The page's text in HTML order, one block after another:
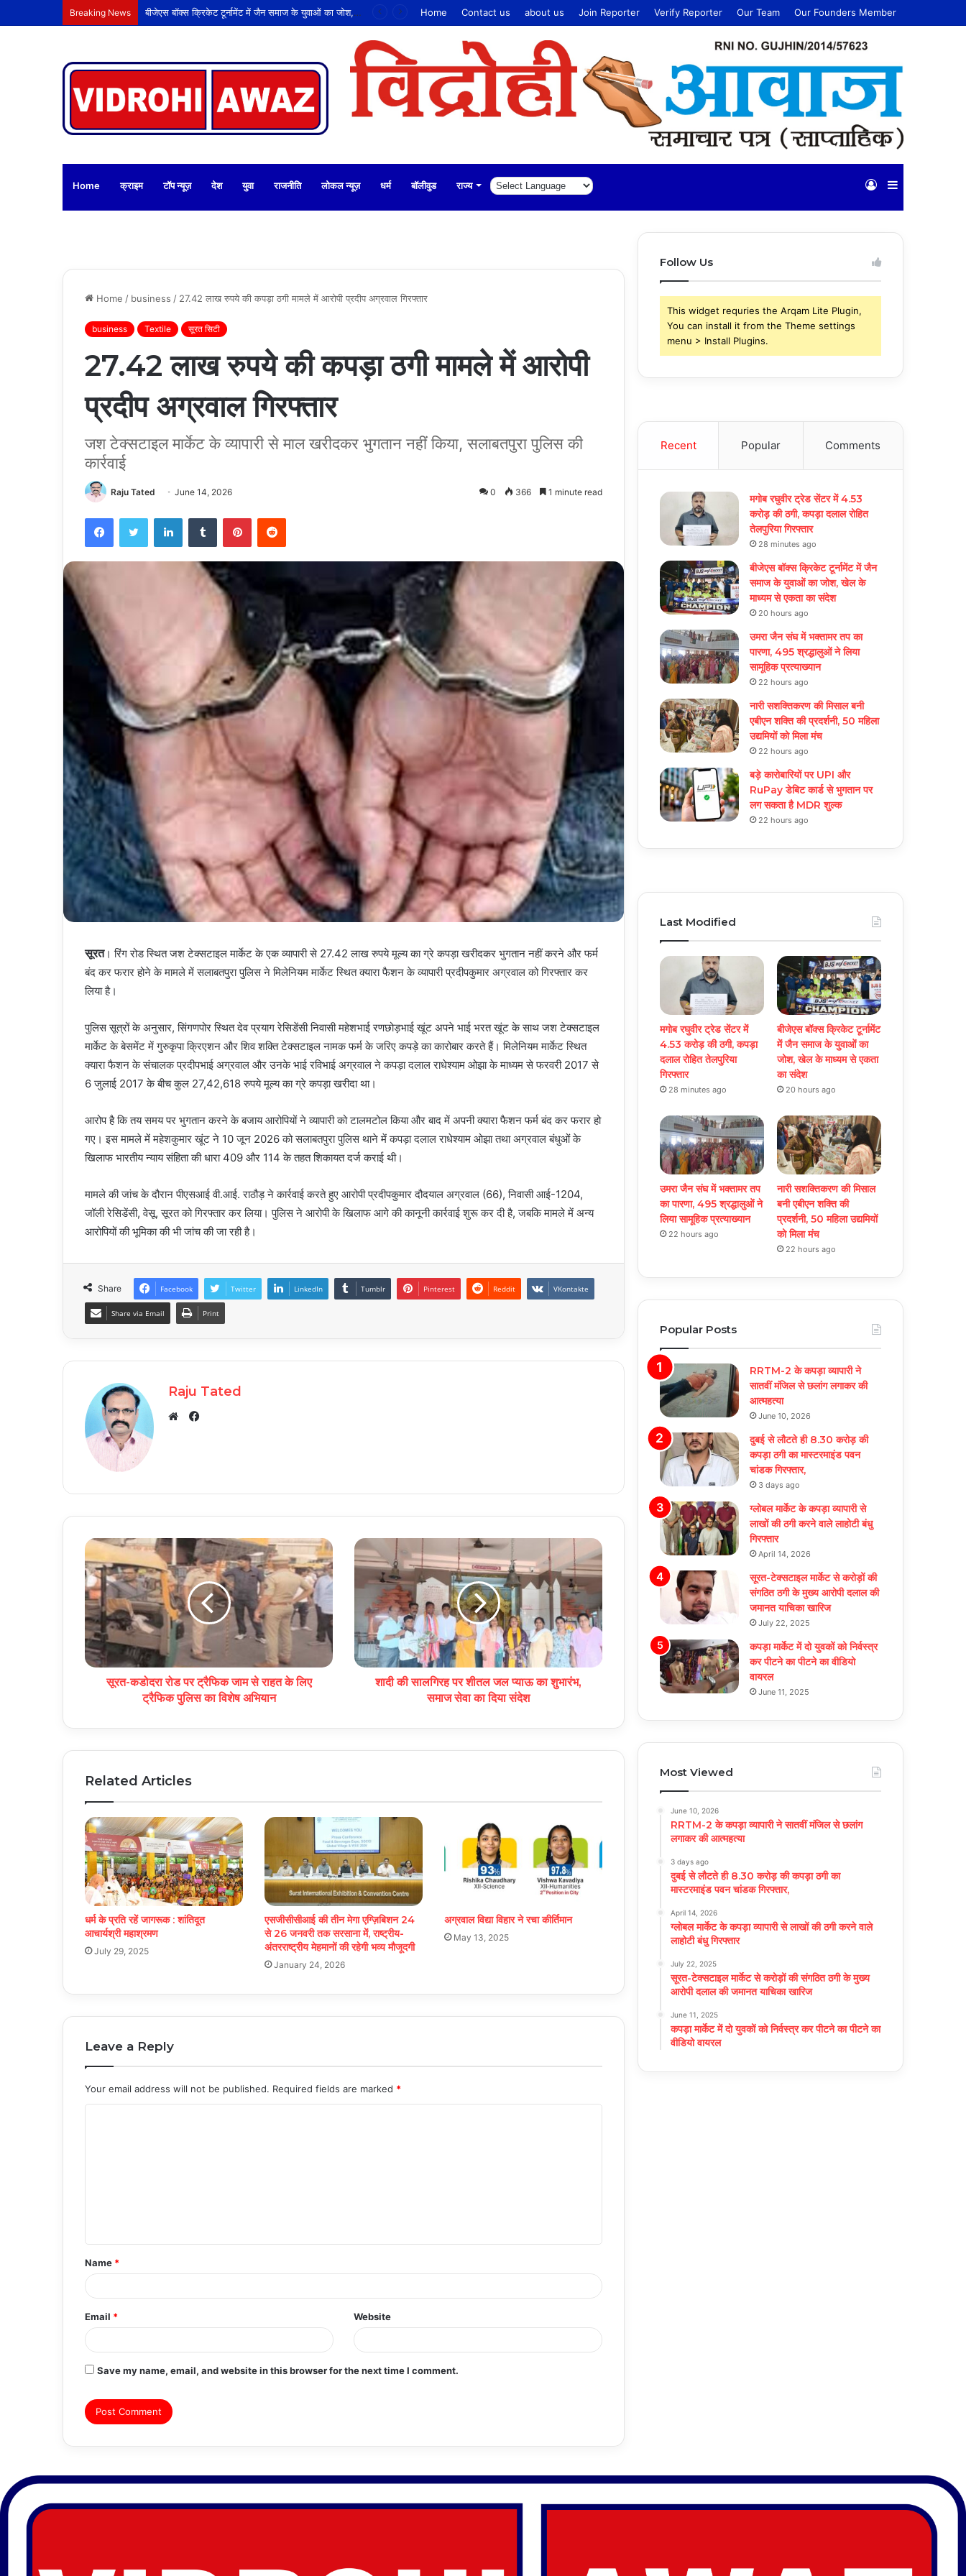
Breaking News उमरा जैन संघ में भक्तामर तप का पारणा, 495 श्रद्धालुओं ने लिया सामूहिक प्रत्याख्यान Home Contact us about us Join Reporter Verify Reporter Our Team Our Founders Member
Home क्राइम टॉप न्यूज़ देश युवा राजनीति लोकल न्यूज़ धर्म बॉलीवुड राज्य Sidebar
Log
Home / business / 27.42 लाख रुपये की कपड़ा ठगी मामले में आरोपी प्रदीप अग्रवाल गिरफ्तार
business Textile सूरत सिटी
27.42 लाख रुपये की कपड़ा ठगी मामले में आरोपी
प्रदीप अग्रवाल गिरफ्तार
जश टेक्सटाइल मार्केट के व्यापारी से माल खरीदकर भुगतान नहीं किया, सलाबतपुरा पुलिस की
कार्रवाई
Raju Tated June 14, 2026 0 366 1 minute read
FacebookTwitter LinkedInTumblr PinterestReddit
सूरत। रिंग रोड स्थित जश टेक्सटाइल मार्केट के एक व्यापारी से 27.42 लाख रुपये मूल्य का ग्रे कपड़ा खरीदकर भुगतान नहीं करने और फर्म
बंद कर फरार होने के मामले में सलाबतपुरा पुलिस ने मिलेनियम मार्केट स्थित क्यारा फैशन के व्यापारी प्रदीपकुमार अग्रवाल को गिरफ्तार कर
लिया है।
पुलिस सूत्रों के अनुसार, सिंगणपोर स्थित देव प्रयाग रेसिडेंसी निवासी महेशभाई रणछोड़भाई खूंट अपने भाई भरत खूंट के साथ जश टेक्सटाइल
मार्केट के बेसमेंट में गुरुकृपा क्रिएशन और शिव शक्ति टेक्सटाइल नामक फर्म के जरिए कपड़े का कारोबार करते हैं। मिलेनियम मार्केट स्थित
क्यारा फैशन के संचालक प्रदीपभाई अग्रवाल और उनके भाई रविभाई अग्रवाल ने कपड़ा दलाल राधेश्याम ओझा के माध्यम से फरवरी 2017 से
6 जुलाई 2017 के बीच कुल 27,42,618 रुपये मूल्य का ग्रे कपड़ा खरीदा था।
आरोप है कि तय समय पर भुगतान करने के बजाय आरोपियों ने व्यापारी को टालमटोल किया और बाद में अपनी क्यारा फैशन फर्म बंद कर फरार हो
गए। इस मामले में महेशकुमार खूंट ने 10 जून 2026 को सलाबतपुरा पुलिस थाने में कपड़ा दलाल राधेश्याम ओझा तथा अग्रवाल बंधुओं के
खिलाफ भारतीय न्याय संहिता की धारा 409 और 114 के तहत शिकायत दर्ज कराई थी।
मामले की जांच के दौरान पीएसआई वी.आई. राठौड़ ने कार्रवाई करते हुए आरोपी प्रदीपकुमार दौदयाल अग्रवाल (66), निवासी आई-1204,
जॉली रेसिडेंसी, वेसू, सूरत को गिरफ्तार कर लिया। पुलिस ने आरोपी के खिलाफ आगे की कानूनी कार्रवाई शुरू कर दी है, जबकि मामले में अन्य
आरोपियों की भूमिका की भी जांच की जा रही है।
Share Facebook Twitter LinkedIn Tumblr Pinterest Reddit VKontakte
Share via Email Print
Raju Tated
Facebook
सूरत-कडोदरा रोड पर ट्रैफिक जाम से राहत के लिए
ट्रैफिक पुलिस का विशेष अभियान
शादी की सालगिरह पर शीतल जल प्याऊ का शुभारंभ,
समाज सेवा का दिया संदेश
Related Articles
धर्म के प्रति रहें जागरूक : शांतिदूत
आचार्यश्री महाश्रमण
July 29, 2025
एसजीसीसीआई की तीन मेगा एग्ज़िबिशन 24
से 26 जनवरी तक सरसाना में, राष्ट्रीय-
अंतरराष्ट्रीय मेहमानों की रहेगी भव्य मौजूदगी
January 24, 2026
अग्रवाल विद्या विहार ने रचा कीर्तिमान
May 13, 2025
Leave a Reply
Your email address will not be published. Required fields are marked *
t
*
Name *
Email * Website
Save my name, email, and website in this browser for the next time I comment.
Follow Us
This widget requries the Arqam Lite Plugin,
You can install it from the Theme settings
menu > Install Plugins.
Recent Popular Comments
मगोब रघुवीर ट्रेड सेंटर में 4.53
करोड़ की ठगी, कपड़ा दलाल रोहित
तेलपुरिया गिरफ्तार
28 minutes ago
बीजेएस बॉक्स क्रिकेट टूर्नामेंट में जैन
समाज के युवाओं का जोश, खेल के
माध्यम से एकता का संदेश
20 hours ago
उमरा जैन संघ में भक्तामर तप का
पारणा, 495 श्रद्धालुओं ने लिया
सामूहिक प्रत्याख्यान
22 hours ago
नारी सशक्तिकरण की मिसाल बनी
एबीएन शक्ति की प्रदर्शनी, 50 महिला
उद्यमियों को मिला मंच
22 hours ago
बड़े कारोबारियों पर UPI और
RuPay डेबिट कार्ड से भुगतान पर
लग सकता है MDR शुल्क
22 hours ago
Last Modified
मगोब रघुवीर ट्रेड सेंटर में
4.53 करोड़ की ठगी, कपड़ा
दलाल रोहित तेलपुरिया
गिरफ्तार
28 minutes ago
बीजेएस बॉक्स क्रिकेट टूर्नामेंट
में जैन समाज के युवाओं का
जोश, खेल के माध्यम से एकता
का संदेश
20 hours ago
उमरा जैन संघ में भक्तामर तप
का पारणा, 495 श्रद्धालुओं ने
लिया सामूहिक प्रत्याख्यान
22 hours ago
नारी सशक्तिकरण की मिसाल
बनी एबीएन शक्ति की
प्रदर्शनी, 50 महिला उद्यमियों
को मिला मंच
22 hours ago
Popular Posts
RRTM-2 के कपड़ा व्यापारी ने
सातवीं मंजिल से छलांग लगाकर की
आत्महत्या
June 10, 2026
दुबई से लौटते ही 8.30 करोड़ की
कपड़ा ठगी का मास्टरमाइंड पवन
चांडक गिरफ्तार,
3 days ago
ग्लोबल मार्केट के कपड़ा व्यापारी से
लाखों की ठगी करने वाले लाहोटी बंधु
गिरफ्तार
April 14, 2026
सूरत-टेक्सटाइल मार्केट से करोड़ों की
संगठित ठगी के मुख्य आरोपी दलाल की
जमानत याचिका खारिज
July 22, 2025
कपड़ा मार्केट में दो युवकों को निर्वस्त्र
कर पीटने का पीटने का वीडियो
वायरल
June 11, 2025
Most Viewed
June 10, 2026
RRTM-2 के कपड़ा व्यापारी ने सातवीं मंजिल से छलांग
लगाकर की आत्महत्या
3 days ago
दुबई से लौटते ही 8.30 करोड़ की कपड़ा ठगी का
मास्टरमाइंड पवन चांडक गिरफ्तार,
April 14, 2026
ग्लोबल मार्केट के कपड़ा व्यापारी से लाखों की ठगी करने वाले
लाहोटी बंधु गिरफ्तार
July 22, 2025
सूरत-टेक्सटाइल मार्केट से करोड़ों की संगठित ठगी के मुख्य
आरोपी दलाल की जमानत याचिका खारिज
June 11, 2025
कपड़ा मार्केट में दो युवकों को निर्वस्त्र कर पीटने का पीटने का
वीडियो वायरल